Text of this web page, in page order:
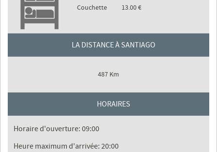
Couchette 13.00 €
LA DISTANCE À SANTIAGO
487 Km
HORAIRES
Horaire d'ouverture: 09:00
Heure maximum d'arrivée: 20:00